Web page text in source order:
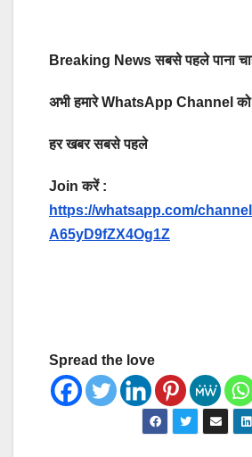
Breaking News सबसे पहले पाना
अभी हमारे WhatsApp Channel
हर खबर सबसे पहले
Join करें :
https://whatsapp.com/
A65yD9fZX4Og1Z
Spread the love